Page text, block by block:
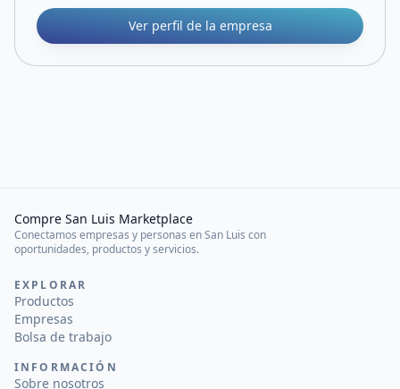
Ver perfil de la empresa
Compre San Luis Marketplace
Conectamos empresas y personas en San Luis con
oportunidades, productos y servicios.
EXPLORAR
Productos
Empresas
Bolsa de trabajo
INFORMACIÓN
Sobre nosotros